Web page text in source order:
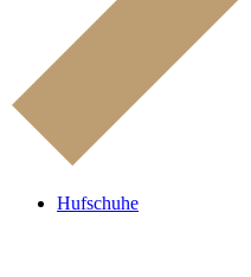
Hufschuhe